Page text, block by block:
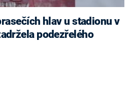
podezřelého